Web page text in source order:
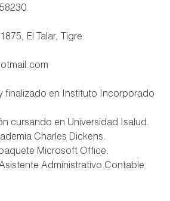
El Talar, Tigre.
finalizado en Instituto Incorporado
cursando en Universidad Isalud.
Charles Dickens.
Microsoft Office.
Administrativo Contable